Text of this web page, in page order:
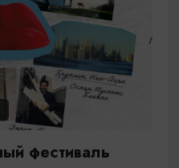
фестиваль